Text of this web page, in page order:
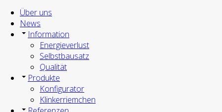
Über uns
News
Information
Energieverlust
Selbstbausatz
Qualität
Produkte
Konfigurator
Klinkerriemchen